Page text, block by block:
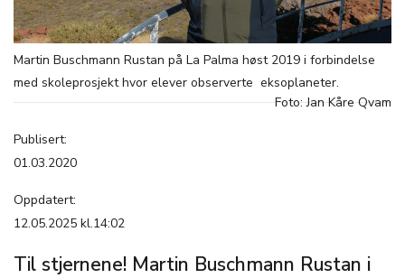
Martin Buschmann Rustan på La Palma høst 2019 i forbindelse
med skoleprosjekt hvor elever observerte eksoplaneter.
Foto: Jan Kåre Qvam
Publisert:
01.03.2020
Oppdatert:
12.05.2025 kl.14:02
Til stjernene! Martin Buschmann Rustan i